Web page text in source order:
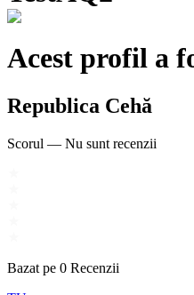
Acest profil a
Republica Cehă
Scorul — Nu sunt recenzii
Bazat pe 0 Recenzii